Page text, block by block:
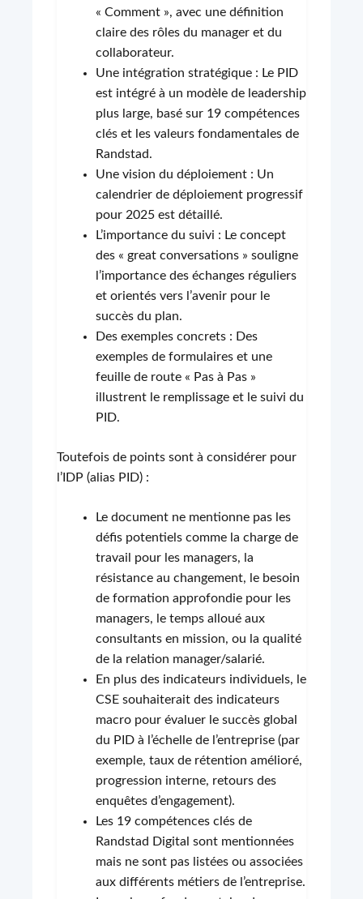
« Comment », avec une définition
claire des rôles du manager et du
collaborateur.
Une intégration stratégique : Le PID
est intégré à un modèle de leadership
plus large, basé sur 19 compétences
clés et les valeurs fondamentales de
Randstad.
Une vision du déploiement : Un
calendrier de déploiement progressif
pour 2025 est détaillé.
L’importance du suivi : Le concept
des « great conversations » souligne
l’importance des échanges réguliers
et orientés vers l’avenir pour le
succès du plan.
Des exemples concrets : Des
exemples de formulaires et une
feuille de route « Pas à Pas »
illustrent le remplissage et le suivi du
PID.
Toutefois de points sont à considérer pour
l’IDP (alias PID) :
Le document ne mentionne pas les
défis potentiels comme la charge de
travail pour les managers, la
résistance au changement, le besoin
de formation approfondie pour les
managers, le temps alloué aux
consultants en mission, ou la qualité
de la relation manager/salarié.
En plus des indicateurs individuels, le
CSE souhaiterait des indicateurs
macro pour évaluer le succès global
du PID à l’échelle de l’entreprise (par
exemple, taux de rétention amélioré,
progression interne, retours des
enquêtes d’engagement).
Les 19 compétences clés de
Randstad Digital sont mentionnées
mais ne sont pas listées ou associées
aux différents métiers de l’entreprise.